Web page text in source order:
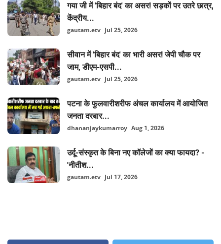
गया जी में 'बिहार बंद' का असर! सड़कों पर उतरे छात्र,
केंद्रीय...
gautam.etv Jul 25, 2026
सीवान में 'बिहार बंद' का भारी असर! जेपी चौक पर
जाम, डीएम-एसपी...
gautam.etv Jul 25, 2026
पटना के फुलवारीशरीफ अंचल कार्यालय में आयोजित
जनता दरबार...
dhananjaykumarroy Aug 1, 2026
उर्दू-संस्कृत के बिना नए कॉलेजों का क्या फायदा? -
'नीतीश...
gautam.etv Jul 17, 2026